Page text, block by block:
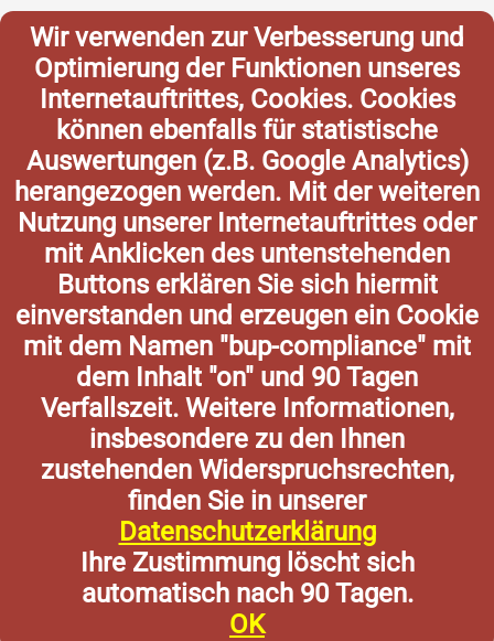
Wir verwenden zur Verbesserung und
Optimierung der Funktionen unseres
Internetauftrittes, Cookies. Cookies
können ebenfalls für statistische
Auswertungen (z.B. Google Analytics)
herangezogen werden. Mit der weiteren
Nutzung unserer Internetauftrittes oder
mit Anklicken des untenstehenden
Buttons erklären Sie sich hiermit
einverstanden und erzeugen ein Cookie
mit dem Namen "bup-compliance" mit
dem Inhalt "on" und 90 Tagen
Verfallszeit. Weitere Informationen,
insbesondere zu den Ihnen
zustehenden Widerspruchsrechten,
finden Sie in unserer
Datenschutzerklärung
Ihre Zustimmung löscht sich
automatisch nach 90 Tagen.
OK